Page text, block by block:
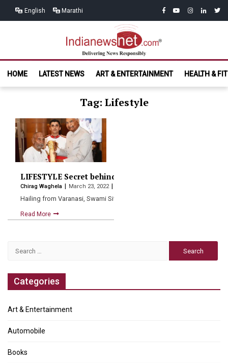
English Marathi facebook
youtubeinstagram
linkedin
India News
Net.com
HOME
LATEST NEWS ART & ENTERTAINMENT HEALTH &
Tag: Lifestyle
LIFESTYLE Secret behind long life of Swami
Chirag Waghela March 23, 2022
Hailing from Varanasi, Swami Sivananda grew up in extreme poverty…
Read More
Categories
Art & Entertainment
Automobile
Books